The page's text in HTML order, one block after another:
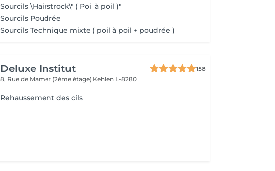
Sourcils \Hairstrock\" ( Poil à poil )"
Sourcils Poudrée
Sourcils Technique mixte ( poil à poil + poudrée )
Deluxe Institut
158
8, Rue de Mamer (2ème étage) Kehlen L-8280
Rehaussement des cils